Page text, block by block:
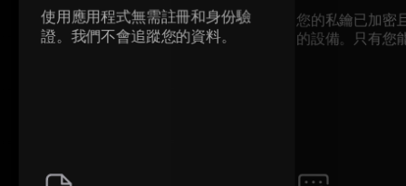
使用應用程式無需註冊和身份驗
證。我們不會追蹤您的資料。
您的私鑰已加密
的設備。只有您